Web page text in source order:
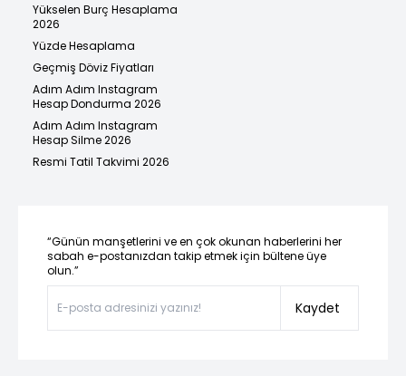
Yükselen Burç Hesaplama
2026
Yüzde Hesaplama
Geçmiş Döviz Fiyatları
Adım Adım Instagram
Hesap Dondurma 2026
Adım Adım Instagram
Hesap Silme 2026
Resmi Tatil Takvimi 2026
“Günün manşetlerini ve en çok okunan haberlerini her
sabah e-postanızdan takip etmek için bültene üye
olun.”
Kaydet